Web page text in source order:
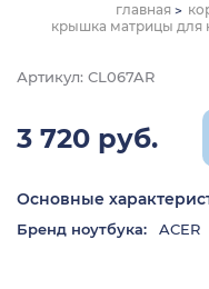
главная
крышка матрицы для
Артикул: CL067AR
3 720 руб.
Основные
Бренд ноутбука: ACER